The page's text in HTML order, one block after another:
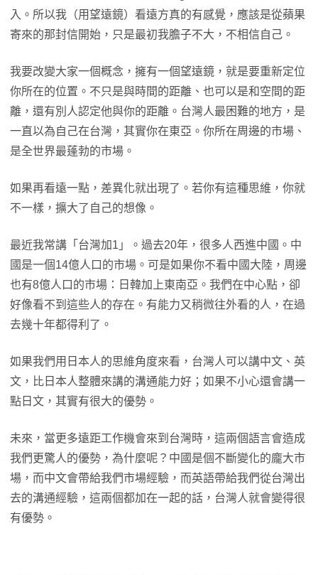
入。所以我（用望遠鏡）看遠方真的有感覺，應該是從蘋果
寄來的那封信開始，只是最初我膽子不大，不相信自己。
我要改變大家一個概念，擁有一個望遠鏡，就是要重新定位
你所在的位置。不只是與時間的距離、也可以是和空間的距
離，還有別人認定他與你的距離。台灣人最困難的地方，是
一直以為自己在台灣，其實你在東亞。你所在周邊的市場、
是全世界最蓬勃的市場。
如果再看遠一點，差異化就出現了。若你有這種思維，你就
不一樣，擴大了自己的想像。
最近我常講「台灣加1」。過去20年，很多人西進中國。中
國是一個14億人口的市場。可是如果你不看中國大陸，周邊
也有8億人口的市場：日韓加上東南亞。我們在中心點，卻
好像看不到這些人的存在。有能力又稍微往外看的人，在過
去幾十年都得利了。
如果我們用日本人的思維角度來看，台灣人可以講中文、英
文，比日本人整體來講的溝通能力好；如果不小心還會講一
點日文，其實有很大的優勢。
未來，當更多遠距工作機會來到台灣時，這兩個語言會造成
我們更驚人的優勢，為什麼呢？中國是個不斷變化的龐大市
場，而中文會帶給我們市場經驗，而英語帶給我們從台灣出
去的溝通經驗，這兩個都加在一起的話，台灣人就會變得很
有優勢。